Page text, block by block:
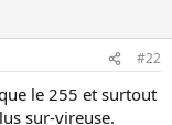
#22
le 255 et surtout
sur-vireuse.